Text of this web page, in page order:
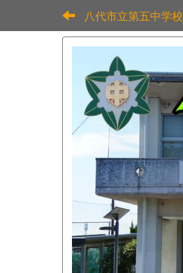
八代市立第五中学校